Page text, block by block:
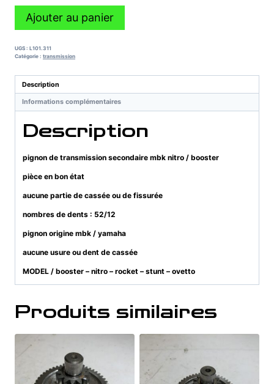
quantité
de
transmission
mbk
nitro
Ajouter au panier
UGS : L101.311
Catégorie : transmission
Description
Informations complémentaires
Description
pignon de transmission secondaire mbk nitro / booster
pièce en bon état
aucune partie de cassée ou de fissurée
nombres de dents : 52/12
pignon origine mbk / yamaha
aucune usure ou dent de cassée
MODEL / booster – nitro – rocket – stunt – ovetto
Produits similaires